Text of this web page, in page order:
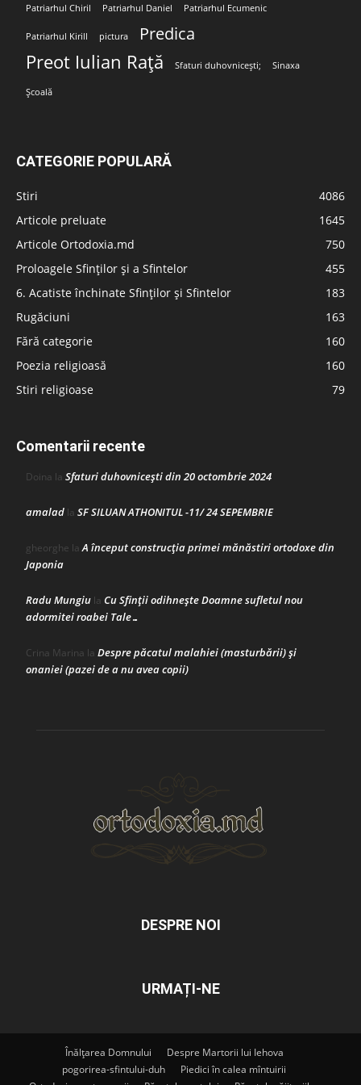
Patriarhul Chiril Patriarhul Daniel Patriarhul Ecumenic
Patriarhul Kirill pictura Predica
Preot Iulian Rață Sfaturi duhovnicești; Sinaxa
Școală
CATEGORIE POPULARĂ
Stiri
4086
Articole preluate
1645
Articole Ortodoxia.md
750
Proloagele Sfinților și a Sfintelor
455
6. Acatiste închinate Sfinților și Sfintelor
183
Rugăciuni
163
Fără categorie
160
Poezia religioasă
160
Stiri religioase
79
Comentarii recente
Doina la Sfaturi duhovnicești din 20 octombrie 2024
amalad la SF SILUAN ATHONITUL -11/ 24 SEPEMBRIE
gheorghe laA început construcţia primei mănăstiri ortodoxe din
Japonia
Radu Mungiu la Cu Sfinții odihnește Doamne sufletul nou
adormitei roabei Tale…
Crina Marina la Despre păcatul malahiei (masturbării) şi
onaniei (pazei de a nu avea copii)
DESPRE NOI
URMAȚI-NE
Înălțarea Domnului
Despre Martorii lui Iehova
pogorirea-sfintului-duh
Piedici în calea mîntuirii